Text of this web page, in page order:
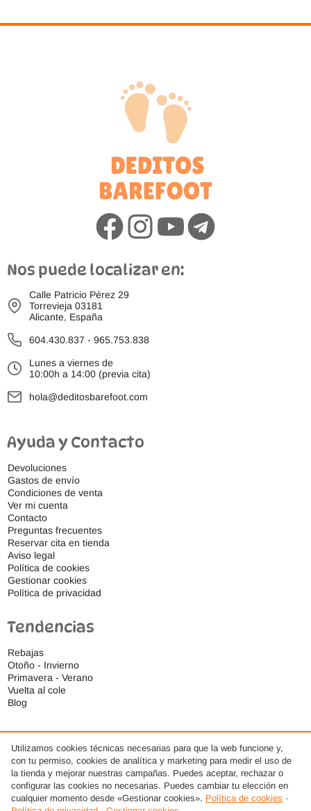
Nos puede localizar en:
Calle Patricio Pérez 29
Torrevieja 03181
Alicante, España
604.430.837 - 965.753.838
Lunes a viernes de
10:00h a 14:00 (previa cita)
hola@deditosbarefoot.com
Ayuda y Contacto
Devoluciones
Gastos de envío
Condiciones de venta
Ver mi cuenta
Contacto
Preguntas frecuentes
Reservar cita en tienda
Aviso legal
Política de cookies
Gestionar cookies
Política de privacidad
Tendencias
Rebajas
Otoño - Invierno
Primavera - Verano
Vuelta al cole
Blog
Utilizamos cookies técnicas necesarias para que la web funcione y,
con tu permiso, cookies de analítica y marketing para medir el uso de
la tienda y mejorar nuestras campañas. Puedes aceptar, rechazar o
configurar las cookies no necesarias. Puedes cambiar tu elección en
cualquier momento desde «Gestionar cookies». Política de cookies ·